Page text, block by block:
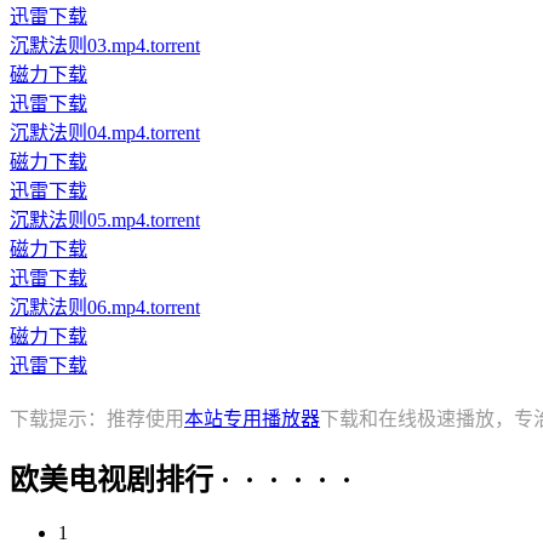
迅雷下载
沉默法则03.mp4.torrent
磁力下载
迅雷下载
沉默法则04.mp4.torrent
磁力下载
迅雷下载
沉默法则05.mp4.torrent
磁力下载
迅雷下载
沉默法则06.mp4.torrent
磁力下载
迅雷下载
下载提示：推荐使用本站专用播放器下载和在线极速播放，专
欧美电视剧排行 · · · · · ·
1